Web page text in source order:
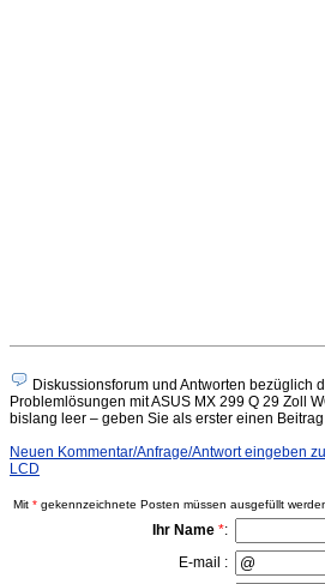
Diskussionsforum und Antworten bezüglich
Problemlösungen mit ASUS MX 299 Q 29 Zoll
bislang leer – geben Sie als erster einen
Neuen Kommentar/Anfrage/Antwort eingeben
LCD
Mit * gekennzeichnete Posten müssen ausgefüllt
Ihr Name *:
E-mail :